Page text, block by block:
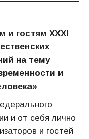
и гостям XXXI
на тему
и
и от себя лично
и гостей